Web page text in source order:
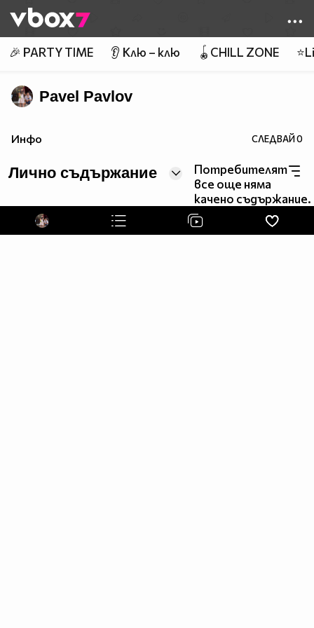
👾
🎉 PARTY TIME 👂 Клю – клю 🪀CHILL ZONE
Pavel Pavlov
Инфо СЛЕДВАЙ0
Лично съдържание
Потребителят
все още няма
качено съдържание.